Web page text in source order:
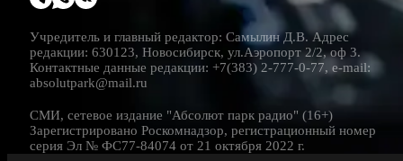
Учредитель и главный редактор: Самылин Д.В. Адрес
редакции: 630123, Новосибирск, ул.Аэропорт 2/2, оф 3.
Контактные данные редакции: +7(383) 2-777-0-77, e-mail:
absolutpark@mail.ru
СМИ, сетевое издание "Абсолют парк радио" (16+)
Зарегистрировано Роскомнадзор, регистрационный номер
серия Эл № ФС77-84074 от 21 октября 2022 г.